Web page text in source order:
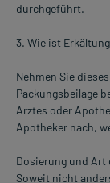
durchgeführt.
3. Wie ist
Nehmen Sie
Packungsbeilage
Arztes oder
Apotheker nach,
Dosierung und Art
Soweit nicht